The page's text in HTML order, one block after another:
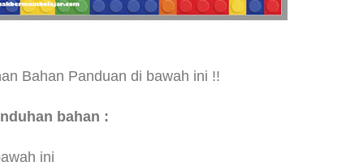
Bahan Panduan di bawah ini !!
bahan :
ini